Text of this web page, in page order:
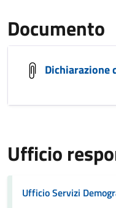
Documento
Dichiarazione
Ufficio
Ufficio Servizi